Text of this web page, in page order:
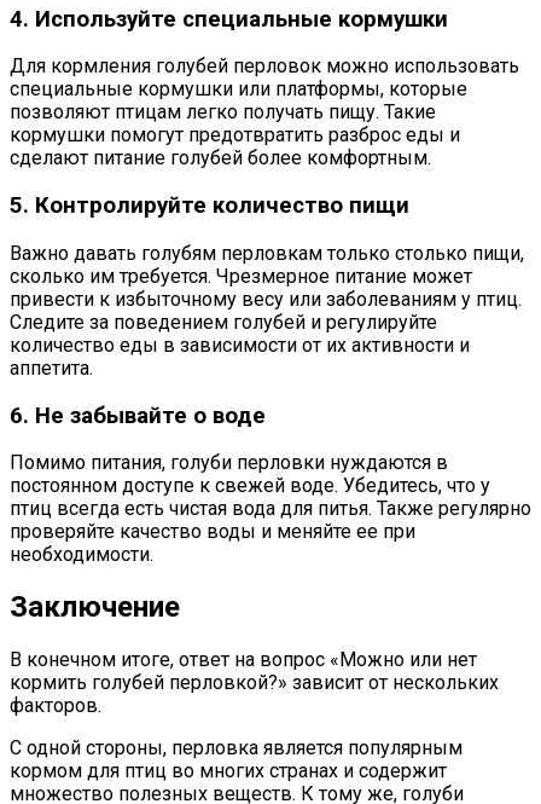
4. Используйте специальные кормушки
Для кормления голубей перловок можно использовать
специальные кормушки или платформы, которые
позволяют птицам легко получать пищу. Такие
кормушки помогут предотвратить разброс еды и
сделают питание голубей более комфортным.
5. Контролируйте количество пищи
Важно давать голубям перловкам только столько пищи,
сколько им требуется. Чрезмерное питание может
привести к избыточному весу или заболеваниям у птиц.
Следите за поведением голубей и регулируйте
количество еды в зависимости от их активности и
аппетита.
6. Не забывайте о воде
Помимо питания, голуби перловки нуждаются в
постоянном доступе к свежей воде. Убедитесь, что у
птиц всегда есть чистая вода для питья. Также регулярно
проверяйте качество воды и меняйте ее при
необходимости.
Заключение
В конечном итоге, ответ на вопрос «Можно или нет
кормить голубей перловкой?» зависит от нескольких
факторов.
С одной стороны, перловка является популярным
кормом для птиц во многих странах и содержит
множество полезных веществ. К тому же, голуби